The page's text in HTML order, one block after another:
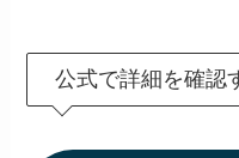
公式で詳細を確認